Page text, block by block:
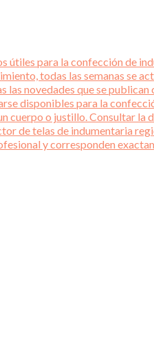
útiles para la confección de
todas las semanas se
novedades que se
disponibles para la
cuerpo o justillo. Consultar
de telas de indumentaria
y corresponden